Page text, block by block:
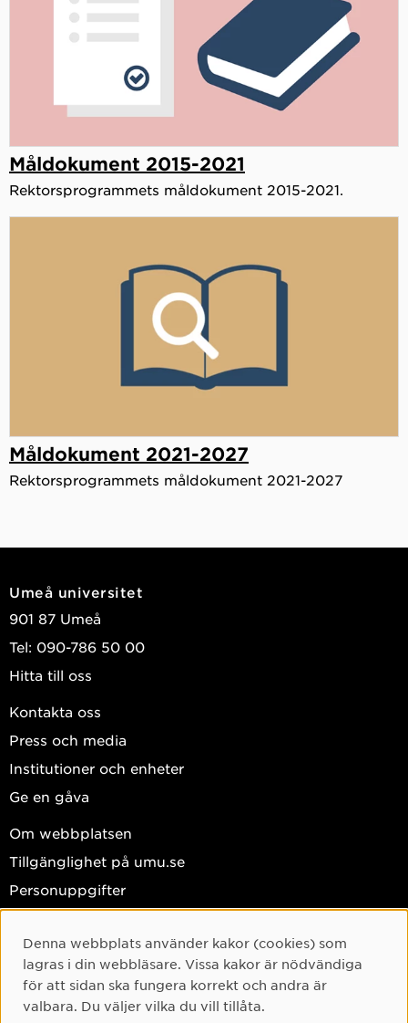
Måldokument 2015-2021
Rektorsprogrammets måldokument 2015-2021.
Måldokument 2021-2027
Rektorsprogrammets måldokument 2021-2027
Umeå universitet
901 87 Umeå
Tel: 090-786 50 00
Hitta till oss
Kontakta oss
Press och media
Institutioner och enheter
Ge en gåva
Om webbplatsen
Tillgänglighet på umu.se
Personuppgifter
Facebook
Instagram
TikTok
Cookie-samtycke
Denna webbplats använder kakor (cookies) som
lagras i din webbläsare. Vissa kakor är nödvändiga
för att sidan ska fungera korrekt och andra är
valbara. Du väljer vilka du vill tillåta.